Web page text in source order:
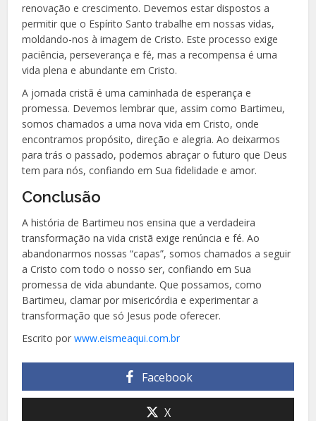
renovação e crescimento. Devemos estar dispostos a
permitir que o Espírito Santo trabalhe em nossas vidas,
moldando-nos à imagem de Cristo. Este processo exige
paciência, perseverança e fé, mas a recompensa é uma
vida plena e abundante em Cristo.
A jornada cristã é uma caminhada de esperança e
promessa. Devemos lembrar que, assim como Bartimeu,
somos chamados a uma nova vida em Cristo, onde
encontramos propósito, direção e alegria. Ao deixarmos
para trás o passado, podemos abraçar o futuro que Deus
tem para nós, confiando em Sua fidelidade e amor.
Conclusão
A história de Bartimeu nos ensina que a verdadeira
transformação na vida cristã exige renúncia e fé. Ao
abandonarmos nossas “capas”, somos chamados a seguir
a Cristo com todo o nosso ser, confiando em Sua
promessa de vida abundante. Que possamos, como
Bartimeu, clamar por misericórdia e experimentar a
transformação que só Jesus pode oferecer.
Escrito porwww.eismeaqui.com.br
Facebook
X